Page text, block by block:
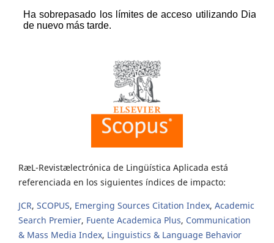
RæL-Revistælectrónica de Lingüística Aplicada está
referenciada en los siguientes índices de impacto:
JCR, SCOPUS, Emerging Sources Citation Index, Academic
Search Premier, Fuente Academica Plus, Communication
& Mass Media Index, Linguistics & Language Behavior